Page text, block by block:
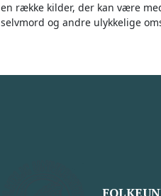
en række kilder, der kan være
selvmord og andre ulykkelige